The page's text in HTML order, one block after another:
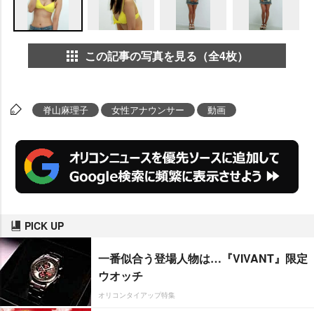
この記事の写真を見る（全4枚）
脊山麻理子 女性アナウンサー 動画
PICK UP
一番似合う登場人物は…『VIVANT』限定
ウオッチ
オリコンタイアップ特集